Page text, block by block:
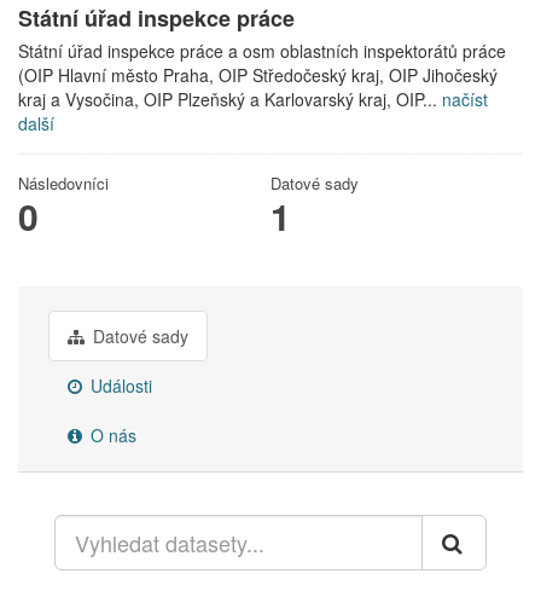
Státní úřad inspekce práce
Státní úřad inspekce práce a osm oblastních inspektorátů práce
(OIP Hlavní město Praha, OIP Středočeský kraj, OIP Jihočeský
kraj a Vysočina, OIP Plzeňský a Karlovarský kraj, OIP... načíst
další
Následovníci
0
Datové sady
1
Datové sady
Události
O nás